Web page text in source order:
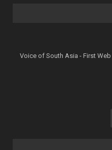
Voice of South Asia - First